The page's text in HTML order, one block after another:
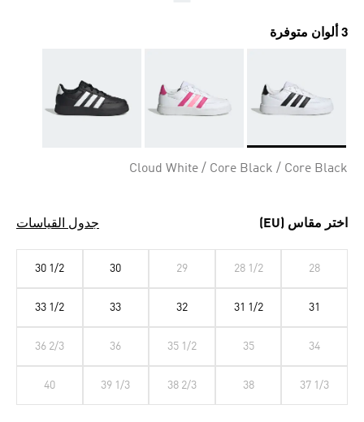
3 ألوان متوفرة
Cloud White / Core Black / Core Black
اختر مقاس (EU) جدول القياسات
28
28 1/2
29
30
30 1/2
31
31 1/2
32
33
33 1/2
34
35
35 1/2
36
36 2/3
37 1/3
38
38 2/3
39 1/3
40